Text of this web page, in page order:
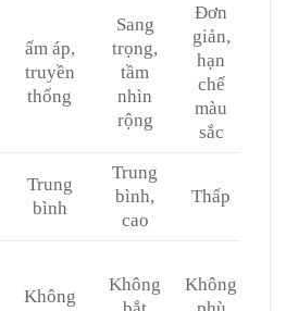
ấm áp,
truyền
thống
Sang
trọng,
tầm
nhìn
rộng
Đơn
giản,
hạn
chế
màu
sắc
Trung
bình
Trung
bình,
cao
Thấp
Không
Không
Không